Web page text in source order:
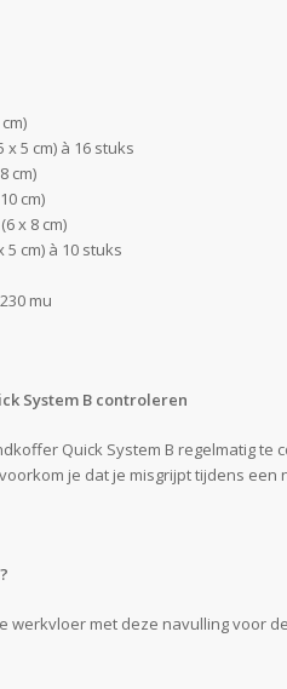
5 cm) à 16 stuks
cm)
cm)
x 8 cm)
cm) à 10 stuks
mu
System B controleren
Quick System B regelmatig
je dat je misgrijpt tijdens
met deze navulling voor